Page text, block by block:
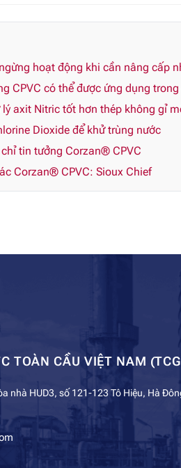
hoạt động khi cần nâng cấp
CPVC có thể được ứng dụng
axit Nitric tốt hơn thép không gỉ
Dioxide để khử trùng nước
tin tưởng Corzan® CPVC
Corzan® CPVC: Sioux Chief
TOÀN CẦU VIỆT NAM
nhà HUD3, số 121-123 Tô Hiệu, Hà